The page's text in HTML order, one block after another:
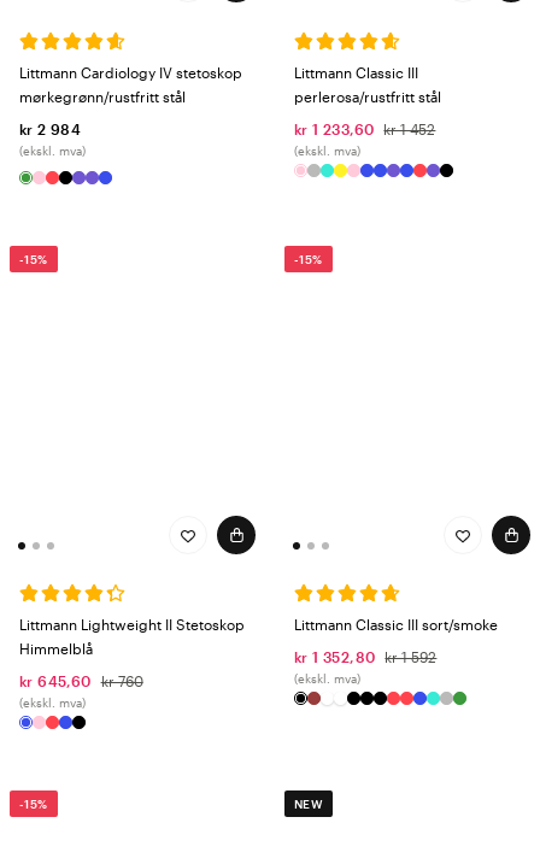
Littmann Cardiology IV stetoskop
mørkegrønn/rustfritt stål
kr 2 984
(ekskl. mva)
Littmann Classic III
perlerosa/rustfritt stål
kr 1 233,60
kr 1 452
(ekskl. mva)
-15%
Littmann Lightweight II Stetoskop
Himmelblå
kr 645,60
kr 760
(ekskl. mva)
-15%
Littmann Classic III sort/smoke
kr 1 352,80
kr 1 592
(ekskl. mva)
-15% NEW